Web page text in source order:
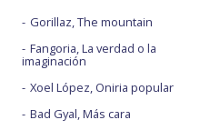
Gorillaz, The mountain
Fangoria, La verdad o la
imaginación
Xoel López, Oniria popular
Bad Gyal, Más cara